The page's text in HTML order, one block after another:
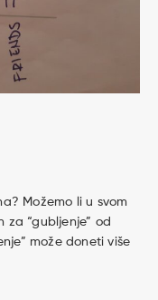
Možemo li u svom
za “gubljenje” od
može doneti više